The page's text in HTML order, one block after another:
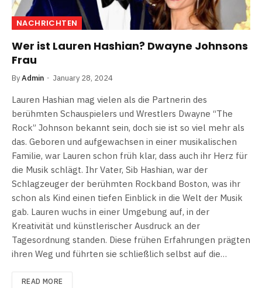
NACHRICHTEN
Wer ist Lauren Hashian? Dwayne Johnsons
Frau
ByAdmin January 28, 2024
Lauren Hashian mag vielen als die Partnerin des
berühmten Schauspielers und Wrestlers Dwayne “The
Rock” Johnson bekannt sein, doch sie ist so viel mehr als
das. Geboren und aufgewachsen in einer musikalischen
Familie, war Lauren schon früh klar, dass auch ihr Herz für
die Musik schlägt. Ihr Vater, Sib Hashian, war der
Schlagzeuger der berühmten Rockband Boston, was ihr
schon als Kind einen tiefen Einblick in die Welt der Musik
gab. Lauren wuchs in einer Umgebung auf, in der
Kreativität und künstlerischer Ausdruck an der
Tagesordnung standen. Diese frühen Erfahrungen prägten
ihren Weg und führten sie schließlich selbst auf die…
READ MORE